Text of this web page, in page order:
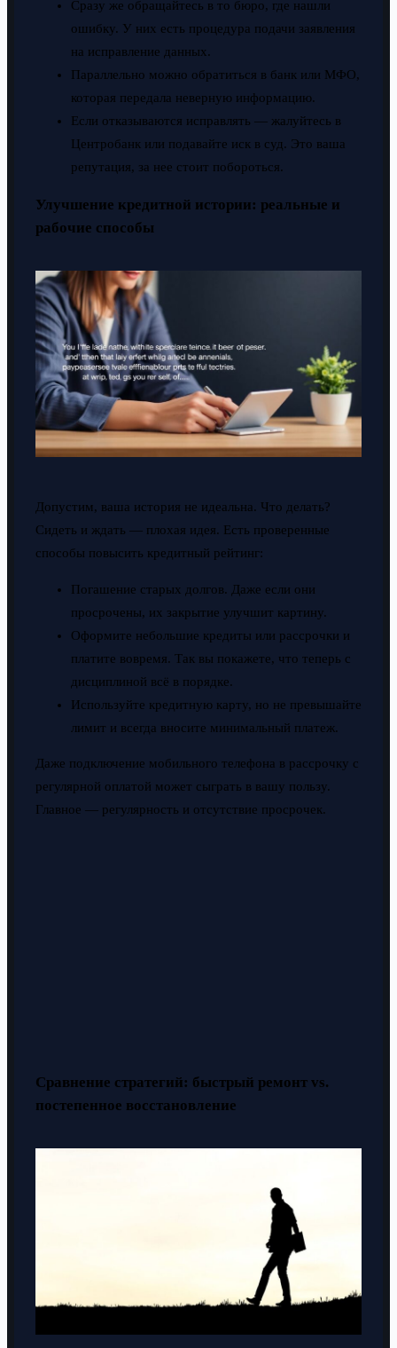
Сразу же обращайтесь в то бюро, где нашли
ошибку. У них есть процедура подачи заявления
на исправление данных.
Параллельно можно обратиться в банк или МФО,
которая передала неверную информацию.
Если отказываются исправлять — жалуйтесь в
Центробанк или подавайте иск в суд. Это ваша
репутация, за нее стоит побороться.
Улучшение кредитной истории: реальные и
рабочие способы
Допустим, ваша история не идеальна. Что делать?
Сидеть и ждать — плохая идея. Есть проверенные
способы повысить кредитный рейтинг:
Погашение старых долгов. Даже если они
просрочены, их закрытие улучшит картину.
Оформите небольшие кредиты или рассрочки и
платите вовремя. Так вы покажете, что теперь с
дисциплиной всё в порядке.
Используйте кредитную карту, но не превышайте
лимит и всегда вносите минимальный платеж.
Даже подключение мобильного телефона в рассрочку с
регулярной оплатой может сыграть в вашу пользу.
Главное — регулярность и отсутствие просрочек.
Сравнение стратегий: быстрый ремонт vs.
постепенное восстановление